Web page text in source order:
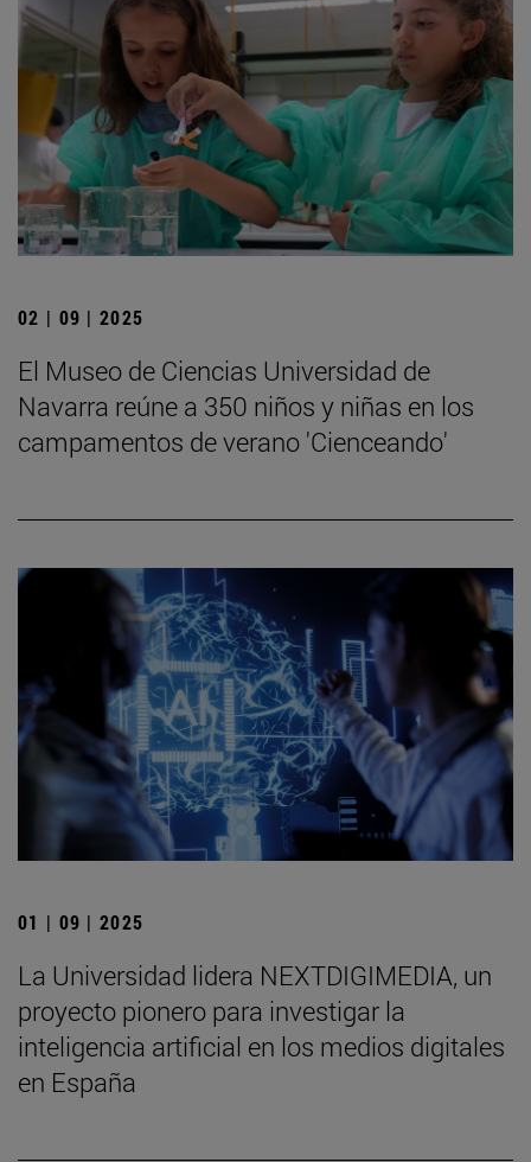
02 | 09 | 2025
El Museo de Ciencias Universidad de
Navarra reúne a 350 niños y niñas en los
campamentos de verano 'Cienceando'
01 | 09 | 2025
La Universidad lidera NEXTDIGIMEDIA, un
proyecto pionero para investigar la
inteligencia artificial en los medios digitales
en España